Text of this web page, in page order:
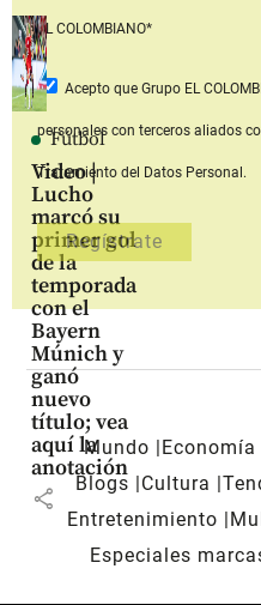
Fútbol
Video |
Lucho
marcó su
primer gol
de la
temporada
con el
Bayern
Múnich y
ganó
nuevo
título; vea
aquí la
anotación
share
EL COLOMBIANO*
Acepto que Grupo EL
personales con terceros aliados
Tratamiento del Datos Personal.
Mundo Economía
Blogs
Cultura
Entretenimiento
Especiales